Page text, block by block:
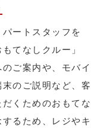
ートスタッフを
てなしクルー」
ご案内や、モバイ
のご説明など、客
くためのおもてな
るため、レジやキ